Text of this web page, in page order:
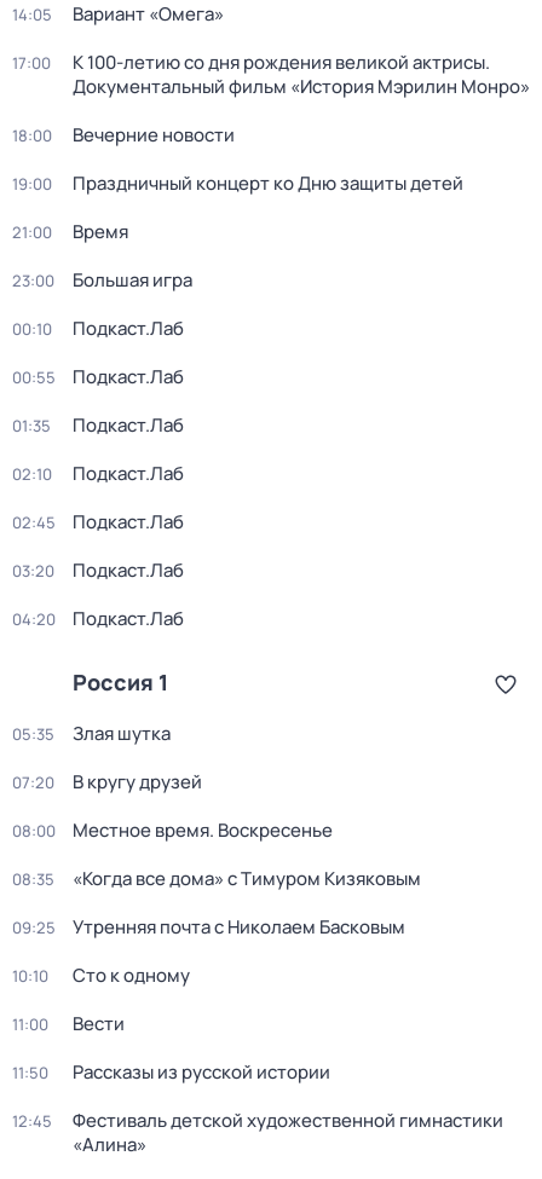
14:05 Вариант «Омега»
17:00
К 100-летию со дня рождения великой актрисы.
Документальный фильм «История Мэрилин Монро»
18:00 Вечерние новости
19:00 Праздничный концерт ко Дню защиты детей
21:00 Время
23:00 Большая игра
00:10 Подкаст.Лаб
00:55 Подкаст.Лаб
01:35 Подкаст.Лаб
02:10 Подкаст.Лаб
02:45 Подкаст.Лаб
03:20 Подкаст.Лаб
04:20 Подкаст.Лаб
Россия 1
05:35 Злая шутка
07:20 В кругу друзей
08:00 Местное время. Воскресенье
08:35 «Когда все дома» с Тимуром Кизяковым
09:25 Утренняя почта с Николаем Басковым
10:10 Сто к одному
11:00 Вести
11:50 Рассказы из русской истории
12:45
Фестиваль детской художественной гимнастики
«Алина»